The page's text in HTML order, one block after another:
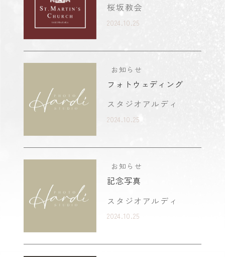
桜坂教会
2024.10.25
お知らせ
フォトウェディング
スタジオアルディ
2024.10.25
お知らせ
記念写真
スタジオアルディ
2024.10.25